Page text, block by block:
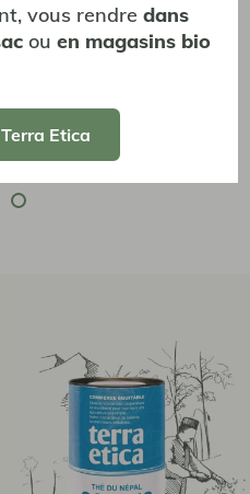
Sud
théine - 20 sachets - 40g
2,65 €
vous rendredans
ouen magasins bio
Etica